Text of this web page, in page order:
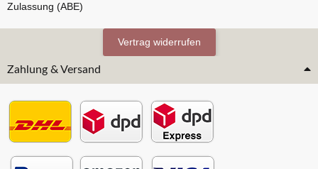
Zulassung (ABE)
Vertrag widerrufen
Zahlung & Versand